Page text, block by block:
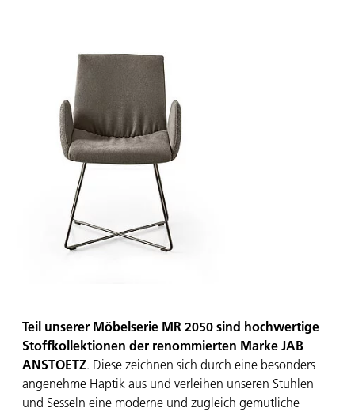
Teil unserer Möbelserie MR 2050 sind hochwertige
Stoffkollektionen der renommierten Marke JAB
ANSTOETZ. Diese zeichnen sich durch eine besonders
angenehme Haptik aus und verleihen unseren Stühlen
und Sesseln eine moderne und zugleich gemütliche